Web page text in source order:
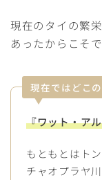
現在のタイの繁
あったからこそで
現在ではどこ
『ワット・ア
もともとはト
チャオプラヤ